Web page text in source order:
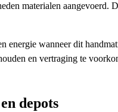
materialen
energie wanneer dit
en vertraging te
depots